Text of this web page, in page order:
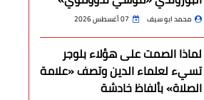
محمد ابو سيف 07 أغسطس 2026
لماذا الصمت على هؤلاء بلوجر
تسيء لعلماء الدين وتصف «علامة
الصلاة» بألفاظ خادشة